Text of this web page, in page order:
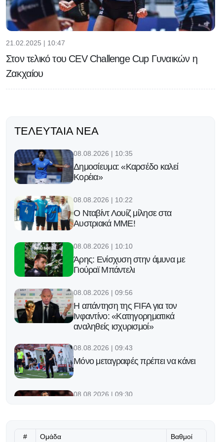
21.02.2025 | 10:47
Στον τελικό του CEV Challenge Cup Γυναικών η
Ζακχαίου
ΤΕΛΕΥΤΑΊΑ ΝΈΑ
08.08.2026 | 10:35
Δημοσίευμα: «Καρσέδο καλεί
Κορέια»
08.08.2026 | 10:22
Ο Νταβίντ Λουίζ μίλησε στα
Αυστριακά ΜΜΕ!
08.08.2026 | 10:10
Άρης: Ενίσχυση στην άμυνα με
Γιούραϊ Μπάντελι
08.08.2026 | 09:56
Η απάντηση της FIFA για τον
Ινφαντίνο: «Κατηγορηματικά
αναληθείς ισχυρισμοί»
08.08.2026 | 09:43
Μόνο μεταγραφές πρέπει να κάνει
08.08.2026 | 09:30
# Ομάδα Βαθμοί